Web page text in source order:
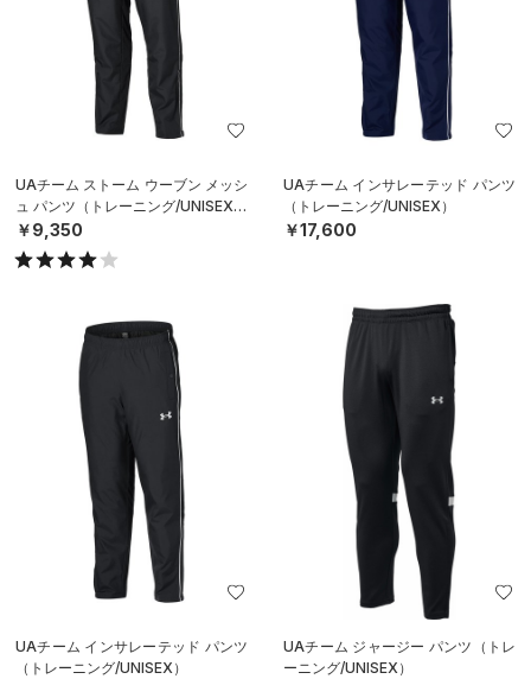
UAチーム ストーム ウーブン メッシ
ュ パンツ（トレーニング/UNISEX）
￥9,350
UAチーム インサレーテッド パンツ
（トレーニング/UNISEX）
￥17,600
UAチーム インサレーテッド パンツ
（トレーニング/UNISEX）
UAチーム ジャージー パンツ（トレ
ーニング/UNISEX）